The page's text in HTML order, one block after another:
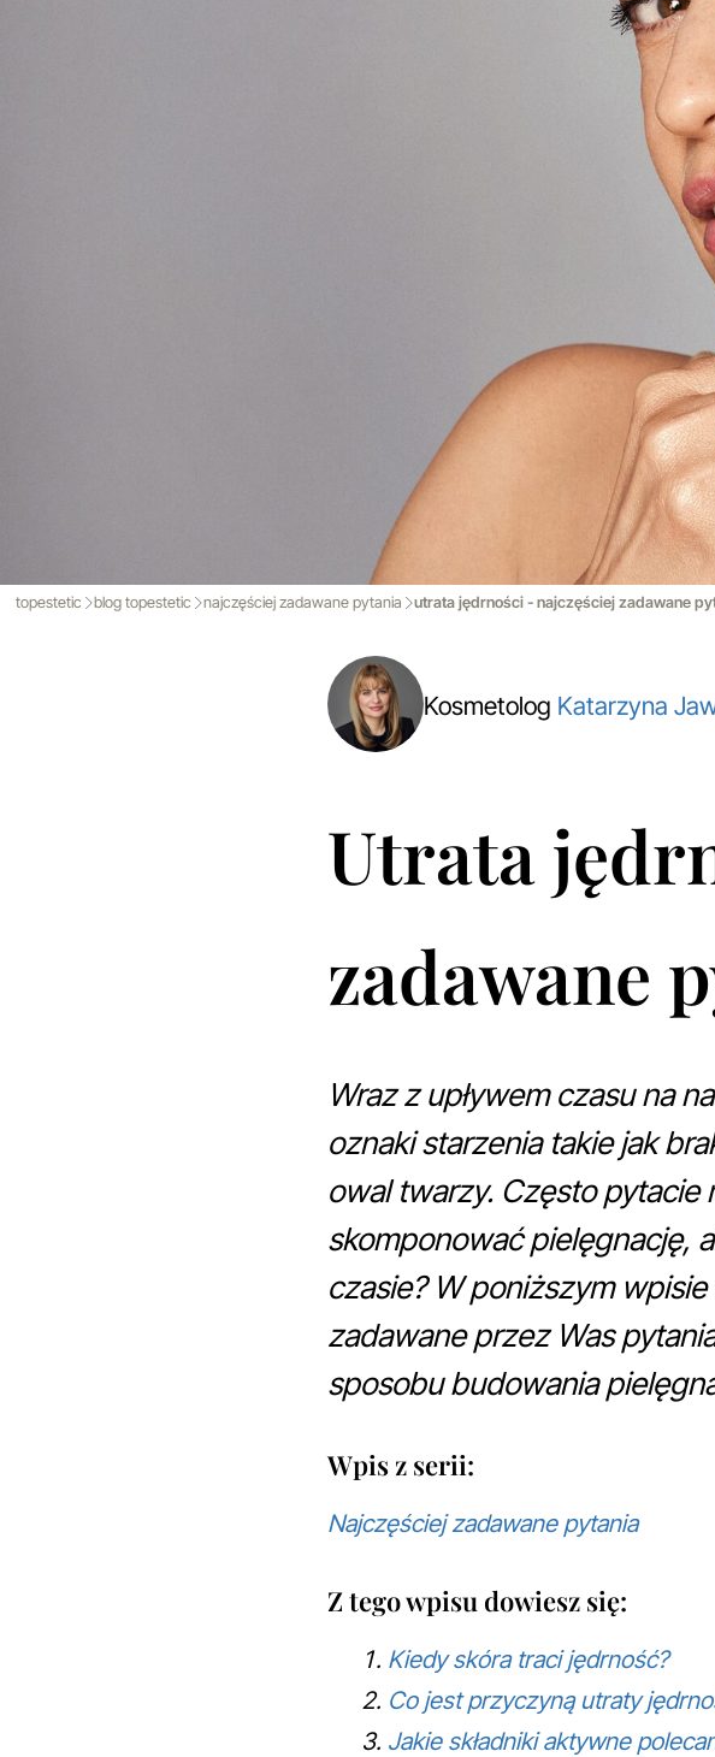
topestetic blog topestetic najczęściej zadawane pytania utrata jędrności - najczęściej zadawane
Kosmetolog Katarzyna
Utrata
zadawane
Wraz z upływem czasu na
oznaki starzenia takie jak
owal twarzy. Często pytacie
skomponować pielęgnację,
czasie? W poniższym
zadawane przez Was
sposobu budowania
Wpis z serii:
Najczęściej zadawane pytania
Z tego wpisu dowiesz się:
Kiedy skóra traci jędrność?
Co jest przyczyną utraty
Jakie składniki aktywne